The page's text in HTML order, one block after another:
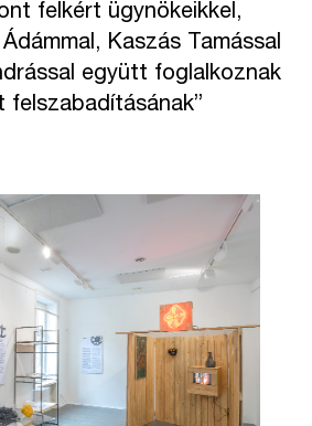
felkért ügynökeikkel,
Kaszás Tamással
együtt foglalkoznak
felszabadításának”